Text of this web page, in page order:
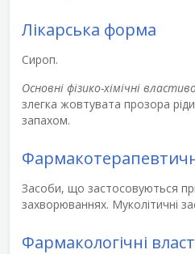
Лікарська форма
Сироп.
Основні фізико-хімічні
злегка жовтувата прозора
запахом.
Засоби, що застосовуються
захворюваннях. Муколітичні
Фармакологічні